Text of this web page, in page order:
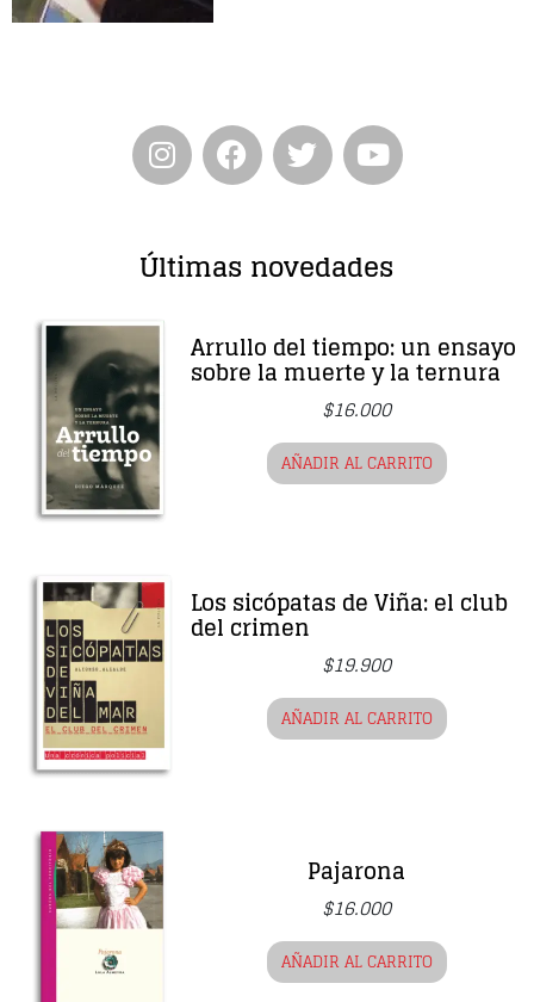
Últimas novedades
Arrullo del tiempo: un ensayo
sobre la muerte y la ternura
$16.000
AÑADIR AL CARRITO
Los sicópatas de Viña: el club
del crimen
$19.900
AÑADIR AL CARRITO
Pajarona
$16.000
AÑADIR AL CARRITO